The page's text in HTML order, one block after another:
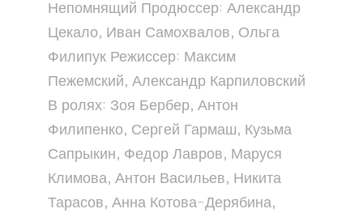
Непомнящий Продюссер: Александр
Цекало, Иван Самохвалов, Ольга
Филипук Режиссер: Максим
Пежемский, Александр Карпиловский
В ролях: Зоя Бербер, Антон
Филипенко, Сергей Гармаш, Кузьма
Сапрыкин, Федор Лавров, Маруся
Климова, Антон Васильев, Никита
Тарасов, Анна Котова-Дерябина,